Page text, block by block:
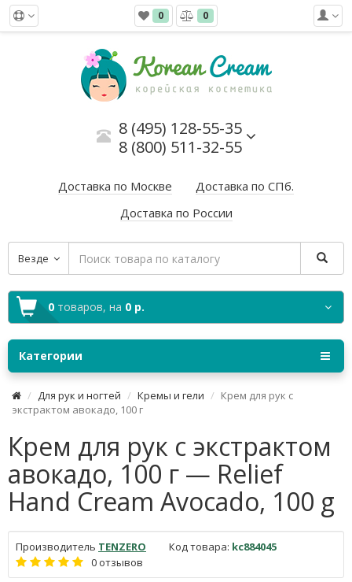
0 0
8 (495) 128-55-35
8 (800) 511-32-55
Доставка по Москве
Доставка по СПб.
Доставка по России
Везде
0 товаров, на 0 р.
Категории
Для рук и ногтей Кремы и гели
Крем для рук с
экстрактом авокадо, 100 г
Крем для рук с экстрактом
авокадо, 100 г — Relief
Hand Cream Avocado, 100 g
Производитель TENZERO Код товара: kc884045
0 отзывов